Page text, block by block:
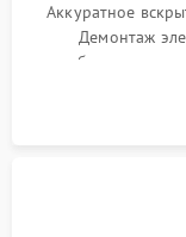
Аккуратное
Демонтаж
преобразователя
на окисление и